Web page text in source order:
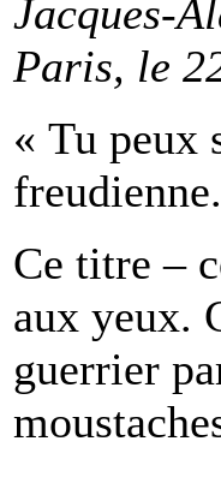
Jacques-
Paris, le
« Tu peux
Ce titre –
aux yeux.
guerrier